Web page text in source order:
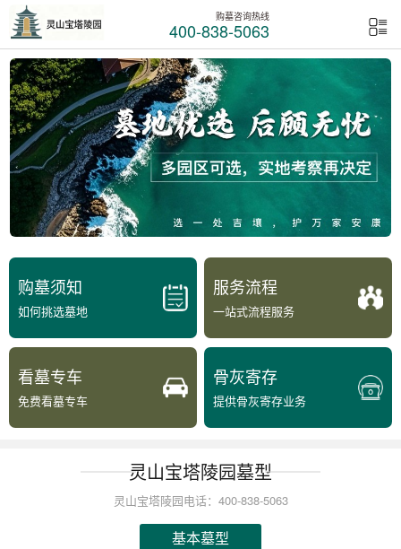
购墓咨询热线
400-838-5063
购墓须知
如何挑选墓地
服务流程
一站式流程服务
看墓专车
免费看墓专车
骨灰寄存
提供骨灰寄存业务
灵山宝塔陵园墓型
灵山宝塔陵园电话：400-838-5063
基本墓型